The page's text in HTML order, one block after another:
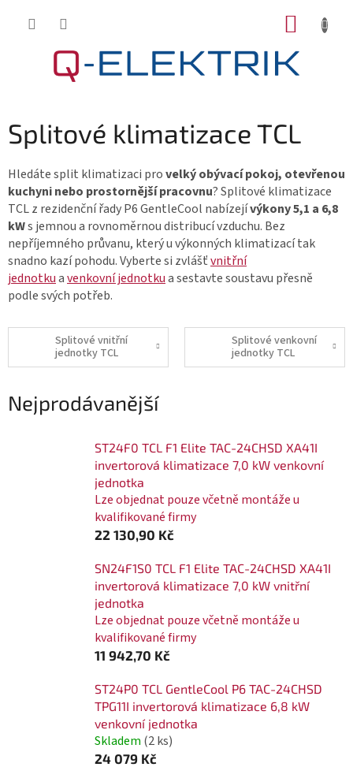
Splitové klimatizace TCL
Hledáte split klimatizaci provelký obývací pokoj, otevřenou
kuchyni nebo prostornější pracovnu? Splitové klimatizace
TCL z rezidenční řady P6 GentleCool nabízejívýkony 5,1 a 6,8
kWs jemnou a rovnoměrnou distribucí vzduchu. Bez
nepříjemného průvanu, který u výkonných klimatizací tak
snadno kazí pohodu. Vyberte si zvlášťvnitřní
jednotkuavenkovní jednotkua sestavte soustavu přesně
podle svých potřeb.
Splitové vnitřní
jednotky TCL
Splitové venkovní
jednotky TCL
Nejprodávanější
ST24F0 TCL F1 Elite TAC-24CHSD XA41I
invertorová klimatizace 7,0 kW venkovní
jednotka
Lze objednat pouze včetně montáže u
kvalifikované firmy
22 130,90 Kč
SN24F1S0 TCL F1 Elite TAC-24CHSD XA41I
invertorová klimatizace 7,0 kW vnitřní
jednotka
Lze objednat pouze včetně montáže u
kvalifikované firmy
11 942,70 Kč
ST24P0 TCL GentleCool P6 TAC-24CHSD
TPG11I invertorová klimatizace 6,8 kW
venkovní jednotka
Skladem (2 ks)
24 079 Kč